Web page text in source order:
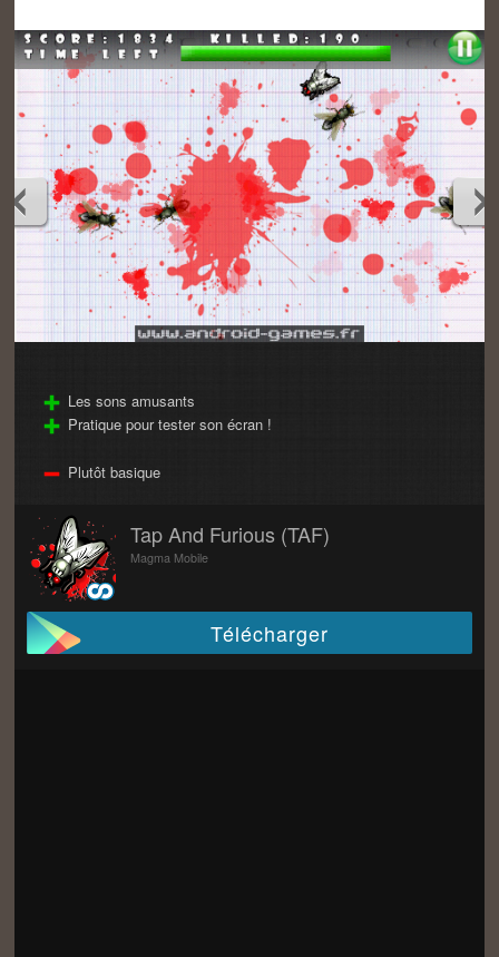
Les sons amusants
Pratique pour tester son écran !
Plutôt basique
Tap And Furious (TAF)
Magma Mobile
Télécharger